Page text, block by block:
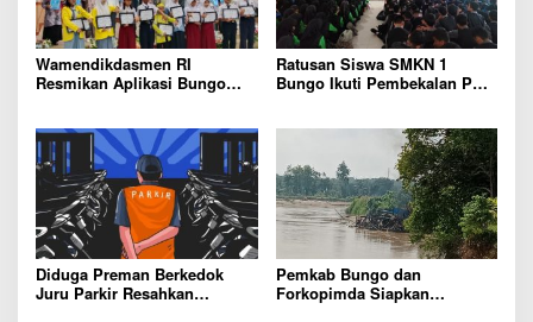
Wamendikdasmen RI
Resmikan Aplikasi Bungo
Mutu Pendidikan
Ratusan Siswa SMKN 1
Bungo Ikuti Pembekalan PKL,
Diduga Preman Berkedok
Juru Parkir Resahkan
Pemkab Bungo dan
Forkopimda Siapkan